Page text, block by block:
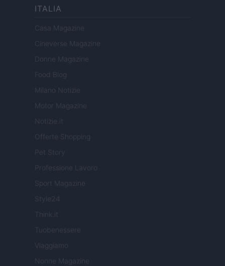
ITALIA
Casa Magazine
Cineverse Magazine
Donne Magazine
Food Blog
Milano Notizie
Motor Magazine
Notizie.it
Offerte Shopping
Pet Story
Professione Lavoro
Sport Magazine
Style24
Think.it
Tuobenessere
Viaggiamo
Nonne Magazine